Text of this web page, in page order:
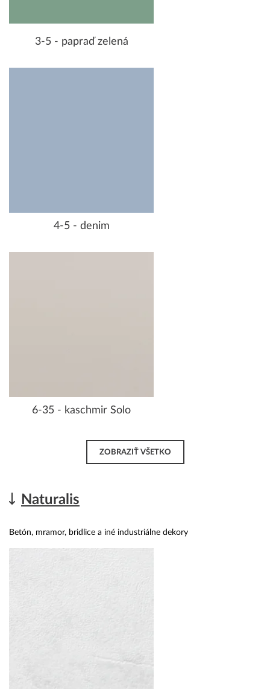
3-5 - papraď zelená
4-5 - denim
6-35 - kaschmir Solo
ZOBRAZIŤ VŠETKO
Naturalis
Betón, mramor, bridlice a iné industriálne dekory